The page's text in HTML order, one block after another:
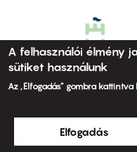
A felhasználói élmény
sütiket használunk
Az „Elfogadás” gombra
Elfogadás